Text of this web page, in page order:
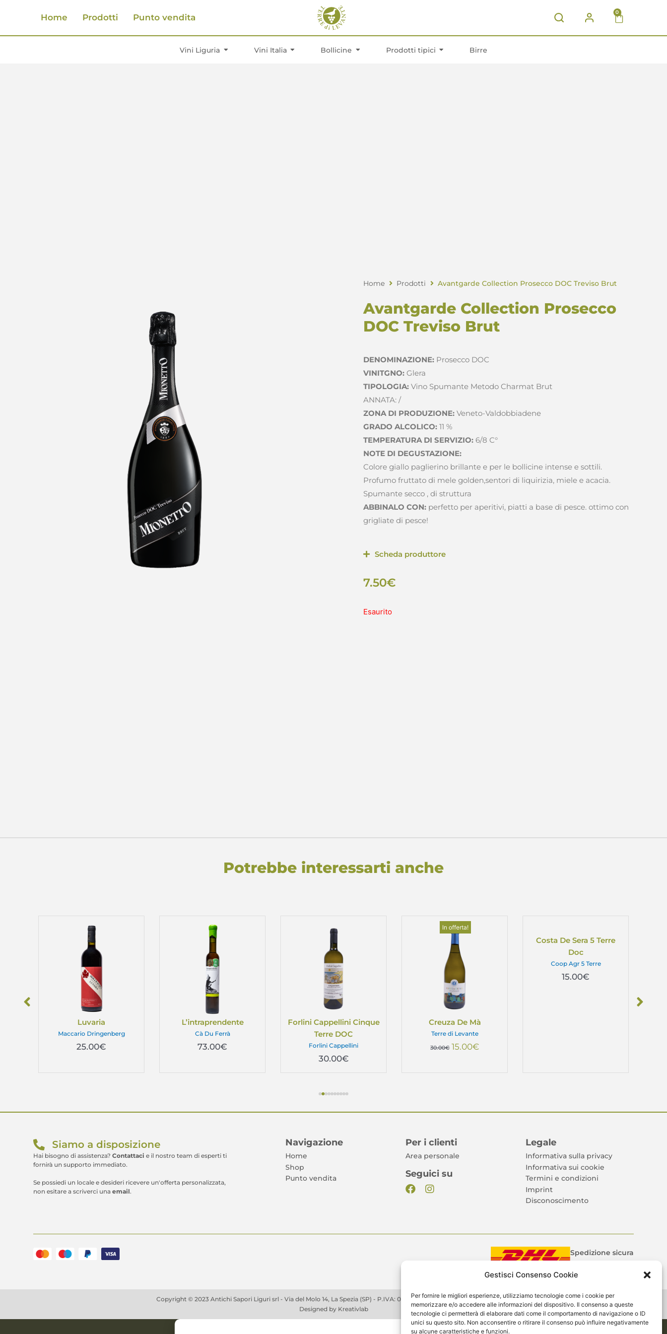
Gestisci Consenso Cookie
Per fornire le migliori esperienze, utilizziamo tecnologie come i cookie per
memorizzare e/o accedere alle informazioni del dispositivo. Il consenso a queste
tecnologie ci permetterà di elaborare dati come il comportamento di navigazione o ID
unici su questo sito. Non acconsentire o ritirare il consenso può influire negativamente
su alcune caratteristiche e funzioni.
Home Prodotti Punto vendita
0
Vini Liguria Vini Italia Bollicine Prodotti tipici Birre
Home Prodotti Avantgarde Collection Prosecco DOC Treviso Brut
Avantgarde Collection Prosecco
DOC Treviso Brut
DENOMINAZIONE: Prosecco DOC
VINITGNO: Glera
TIPOLOGIA: Vino Spumante Metodo Charmat Brut
ANNATA: /
ZONA DI PRODUZIONE: Veneto-Valdobbiadene
GRADO ALCOLICO: 11 %
TEMPERATURA DI SERVIZIO: 6/8 C°
NOTE DI DEGUSTAZIONE:
Colore giallo paglierino brillante e per le bollicine intense e sottili.
Profumo fruttato di mele golden,sentori di liquirizia, miele e acacia.
Spumante secco , di struttura
ABBINALO CON: perfetto per aperitivi, piatti a base di pesce. ottimo con
grigliate di pesce!
Scheda produttore
7.50€
Esaurito
Potrebbe interessarti anche
Luvaria
25.00€
Maccario Dringenberg
L’intraprendente
73.00€
Cà Du Ferrà
Forlini Cappellini Cinque
Terre DOC
30.00€
Forlini Cappellini
In offerta!
Creuza De Mà
30.00€ 15.00€
Terre di Levante
Costa De Sera 5 Terre
Doc
15.00€
Coop Agr 5 Terre
Siamo a disposizione
Hai bisogno di assistenza?Contattaci e il nostro team di esperti ti
fornirà un supporto immediato.
Se possiedi un locale e desideri ricevere un'offerta personalizzata,
non esitare a scriverci unaemail.
Navigazione
Home
Shop
Punto vendita
Per i clienti
Area personale
Seguici su
Legale
Informativa sulla privacy
Informativa sui cookie
Termini e condizioni
Imprint
Disconoscimento
Spedizione sicura
Copyright © 2023 Antichi Sapori Liguri srl - Via del Molo 14, La Spezia (SP) - P.IVA: 01166970119 - Capitale sociale: 20.000€
Designed by Kreativlab